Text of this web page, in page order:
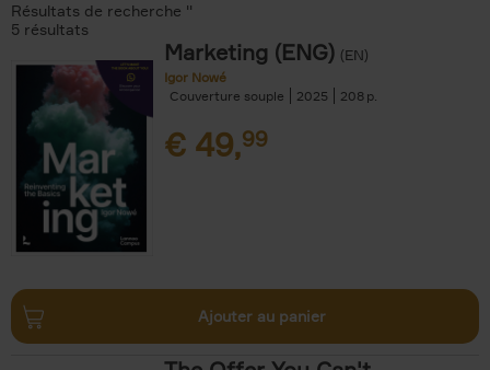
Résultats de recherche ''
5 résultats
Marketing (ENG) (EN)
Igor Nowé
Couverture souple
2025 208
€ 49,99
Ajouter au panier